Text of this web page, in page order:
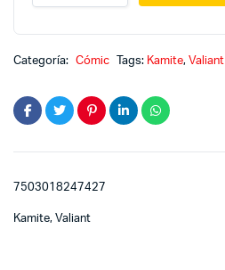
quantity
Categoría: Cómic Tags: Kamite,Valiant
7503018247427
Kamite, Valiant